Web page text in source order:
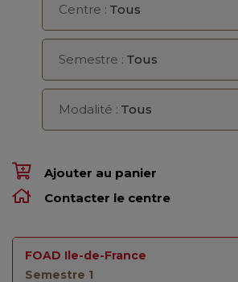
Centre : Tous
Semestre : Tous
Modalité : Tous
Ajouter au panier
Contacter le centre
FOAD Ile-de-France
Semestre 1